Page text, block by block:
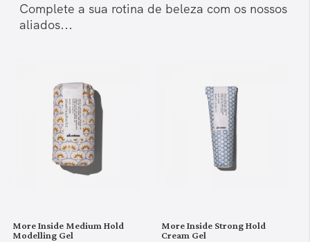
Complete a sua rotina de beleza com os nossos
aliados...
More Inside Medium Hold
Modelling Gel
More Inside Strong Hold
Cream Gel